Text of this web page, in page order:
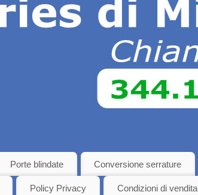
Porte blindate Conversione serrature
Policy Privacy Condizioni di vendita